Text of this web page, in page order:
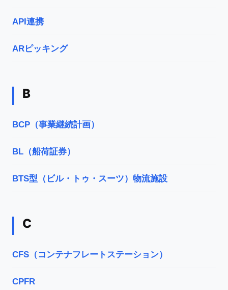
API連携
ARピッキング
B
BCP（事業継続計画）
BL（船荷証券）
BTS型（ビル・トゥ・スーツ）物流施設
C
CFS（コンテナフレートステーション）
CPFR